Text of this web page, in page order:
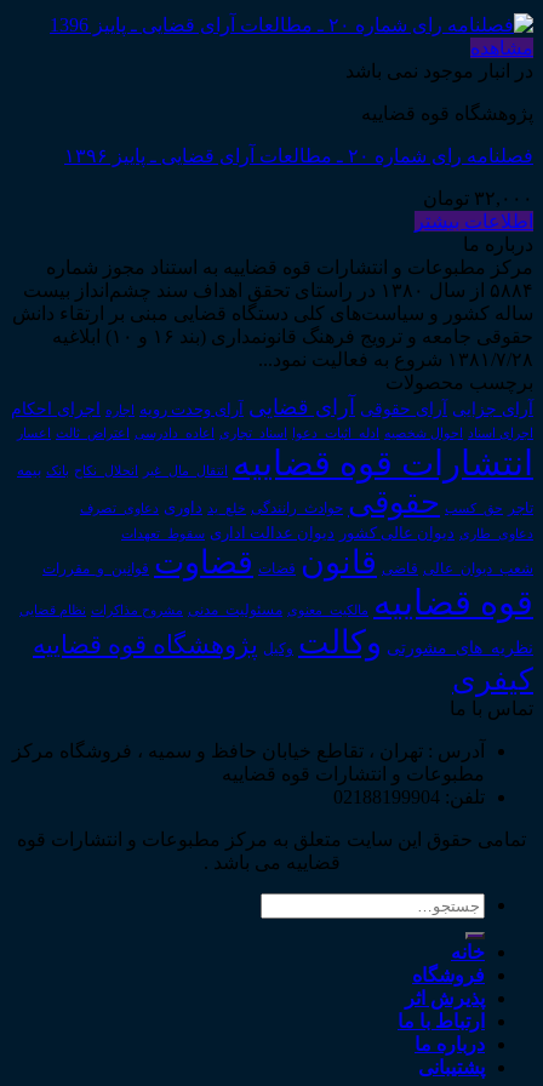
مشاهده
در انبار موجود نمی باشد
پژوهشگاه قوه قضاییه
فصلنامه رای شماره ۲۰ ـ مطالعات آرای قضایی ـ پاییز ۱۳۹۶
۳۲,۰۰۰ تومان
اطلاعات بیشتر
درباره ما
مرکز مطبوعات و انتشارات قوه قضاییه به استناد مجوز شماره
۵۸۸۴ از سال ۱۳۸۰ در راستای تحقق اهداف سند چشم‌انداز بیست
ساله کشور و سیاست‌های کلی دستگاه قضایی مبنی بر ارتقاء دانش
حقوقی جامعه و ترویج فرهنگ قانونمداری (بند ۱۶ و ۱۰) ابلاغیه
۱۳۸۱/۷/۲۸ شروع به فعالیت نمود...
برچسب محصولات
آرای جزایی آرای حقوقی آرای قضایی آرای وحدت رویه اجاره اجرای احکام
اجرای اسناد احوال شخصیه ادله_اثبات_دعوا اسناد_تجاری اعاده_دادرسی اعتراض_ثالث اعسار
انتشارات قوه قضاییه انتقال_مال_غیر انحلال_نکاح بانک بیمه
تاجر حق_کسب حقوقی حوادث_رانندگی خلع_ید داوری دعاوی_تصرف
دعاوی_طاری دیوان عالی کشور دیوان عدالت اداری سقوط_تعهدات
شعب_دیوان_عالی قاضی قانون قضات قضاوت قوانین_و_مقررات
قوه قضاییه مالکیت_معنوی مسئولیت_مدنی مشروح مذاکرات نظام قضایی
نظریه_های_مشورتی وکالت وکیل پژوهشگاه قوه قضاییه
کیفری
تماس با ما
آدرس : تهران ، تقاطع خیابان حافظ و سمیه ، فروشگاه مرکز
مطبوعات و انتشارات قوه قضاییه
تلفن: 02188199904
تمامی حقوق این سایت متعلق به مرکز مطبوعات و انتشارات قوه
قضاییه می باشد .
جستجو
خانه
فروشگاه
پذیرش اثر
ارتباط با ما
درباره ما
پشتیبانی